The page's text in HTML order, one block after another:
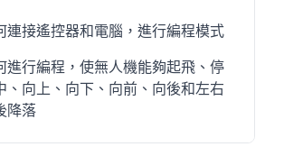
連接遙控器和電腦，進行編程模式
進行編程，使無人機能夠起飛、停
、向上、向下、向前、向後和左右
降落